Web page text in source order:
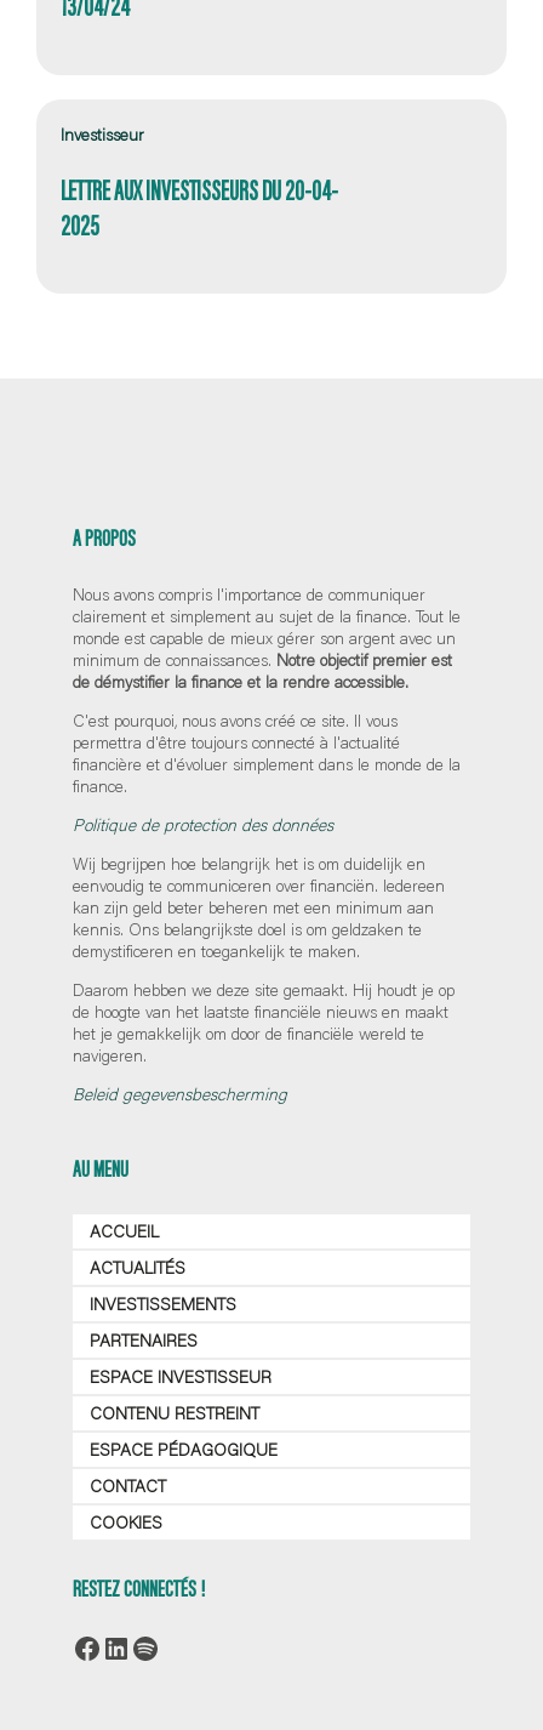
Investisseur
LETTRE AUX INVESTISSEURS DU 20-04-
2025
A PROPOS
Nous avons compris l'importance de communiquer
clairement et simplement au sujet de la finance. Tout le
monde est capable de mieux gérer son argent avec un
minimum de connaissances. Notre objectif premier est
de démystifier la finance et la rendre accessible.
C'est pourquoi, nous avons créé ce site. Il vous
permettra d'être toujours connecté à l'actualité
financière et d'évoluer simplement dans le monde de la
finance.
Politique de protection des données
Wij begrijpen hoe belangrijk het is om duidelijk en
eenvoudig te communiceren over financiën. Iedereen
kan zijn geld beter beheren met een minimum aan
kennis. Ons belangrijkste doel is om geldzaken te
demystificeren en toegankelijk te maken.
Daarom hebben we deze site gemaakt. Hij houdt je op
de hoogte van het laatste financiële nieuws en maakt
het je gemakkelijk om door de financiële wereld te
navigeren.
Beleid gegevensbescherming
AU MENU
ACCUEIL
ACTUALITÉS
INVESTISSEMENTS
PARTENAIRES
ESPACE INVESTISSEUR
CONTENU RESTREINT
ESPACE PÉDAGOGIQUE
CONTACT
COOKIES
RESTEZ CONNECTÉS !
Facebook
LinkedIn
Spotify